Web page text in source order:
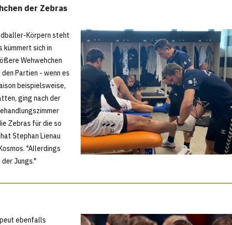
der Zebras
Körpern steht
kümmert sich in
Wehwehchen
Partien - wenn es
beispielsweise,
ging nach der
Zebras für die so
Stephan Lienau
"Allerdings
Jungs."
ebenfalls